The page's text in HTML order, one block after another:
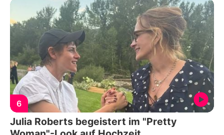
6
Julia Roberts begeistert im "Pretty